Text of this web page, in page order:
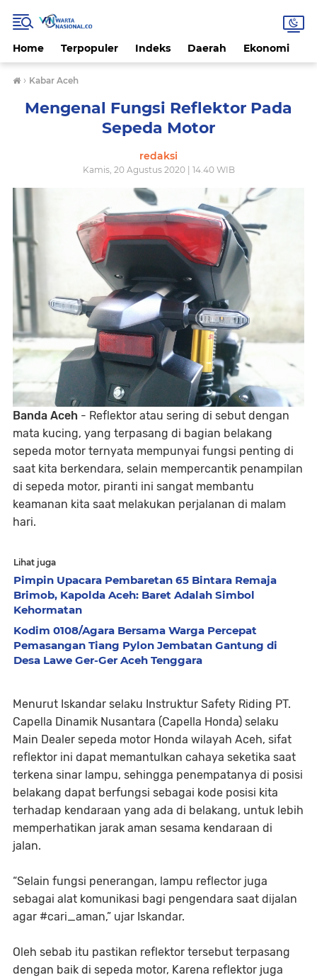
Home Terpopuler Indeks Daerah Ekonomi
› Kabar Aceh
Mengenal Fungsi Reflektor Pada
Sepeda Motor
redaksi
Kamis, 20 Agustus 2020 | 14.40 WIB
Banda Aceh - Reflektor atau sering di sebut dengan
mata kucing, yang terpasang di bagian belakang
sepeda motor ternyata mempunyai fungsi penting di
saat kita berkendara, selain mempercantik penampilan
di sepeda motor, piranti ini sangat membantu
keamanan kita saat melakukan perjalanan di malam
hari.
Lihat juga
Pimpin Upacara Pembaretan 65 Bintara Remaja
Brimob, Kapolda Aceh: Baret Adalah Simbol
Kehormatan
Kodim 0108/Agara Bersama Warga Percepat
Pemasangan Tiang Pylon Jembatan Gantung di
Desa Lawe Ger-Ger Aceh Tenggara
Menurut Iskandar selaku Instruktur Safety Riding PT.
Capella Dinamik Nusantara (Capella Honda) selaku
Main Dealer sepeda motor Honda wilayah Aceh, sifat
reflektor ini dapat memantulkan cahaya seketika saat
terkena sinar lampu, sehingga penempatanya di posisi
belakang dapat berfungsi sebagai kode posisi kita
terhadap kendaraan yang ada di belakang, untuk lebih
memperhatikan jarak aman sesama kendaraan di
jalan.
“Selain fungsi penerangan, lampu reflector juga
sebagai alat komunikasi bagi pengendara saat dijalan
agar #cari_aman,” ujar Iskandar.
Oleh sebab itu pastikan reflektor tersebut terpasang
dengan baik di sepeda motor, Karena reflektor juga